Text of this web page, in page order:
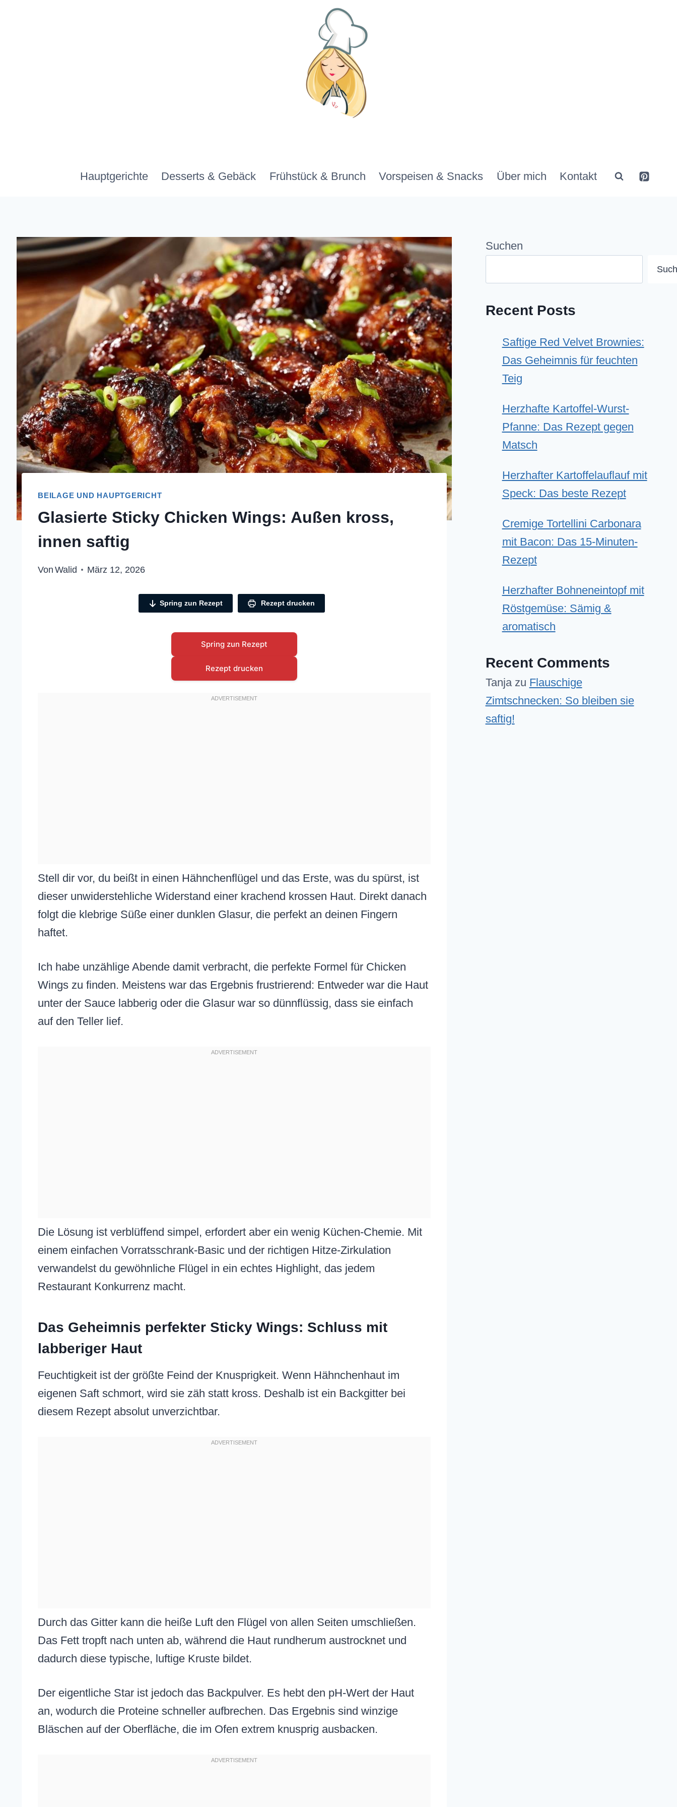
Hauptgerichte Desserts & Gebäck Frühstück & Brunch Vorspeisen & Snacks Über mich Kontakt
BEILAGE UND HAUPTGERICHT
Glasierte Sticky Chicken Wings: Außen kross,
innen saftig
Von Walid März 12, 2026
Spring zun Rezept Rezept drucken
Spring zun Rezept
Rezept drucken
Stell dir vor, du beißt in einen Hähnchenflügel und das Erste, was du spürst, ist
dieser unwiderstehliche Widerstand einer krachend krossen Haut. Direkt danach
folgt die klebrige Süße einer dunklen Glasur, die perfekt an deinen Fingern
haftet.
Ich habe unzählige Abende damit verbracht, die perfekte Formel für Chicken
Wings zu finden. Meistens war das Ergebnis frustrierend: Entweder war die Haut
unter der Sauce labberig oder die Glasur war so dünnflüssig, dass sie einfach
auf den Teller lief.
Die Lösung ist verblüffend simpel, erfordert aber ein wenig Küchen-Chemie. Mit
einem einfachen Vorratsschrank-Basic und der richtigen Hitze-Zirkulation
verwandelst du gewöhnliche Flügel in ein echtes Highlight, das jedem
Restaurant Konkurrenz macht.
Das Geheimnis perfekter Sticky Wings: Schluss mit
labberiger Haut
Feuchtigkeit ist der größte Feind der Knusprigkeit. Wenn Hähnchenhaut im
eigenen Saft schmort, wird sie zäh statt kross. Deshalb ist ein Backgitter bei
diesem Rezept absolut unverzichtbar.
Durch das Gitter kann die heiße Luft den Flügel von allen Seiten umschließen.
Das Fett tropft nach unten ab, während die Haut rundherum austrocknet und
dadurch diese typische, luftige Kruste bildet.
Der eigentliche Star ist jedoch das Backpulver. Es hebt den pH-Wert der Haut
an, wodurch die Proteine schneller aufbrechen. Das Ergebnis sind winzige
Bläschen auf der Oberfläche, die im Ofen extrem knusprig ausbacken.
Suchen
Recent Posts
Saftige Red Velvet Brownies:
Das Geheimnis für feuchten
Teig
Herzhafte Kartoffel-Wurst-
Pfanne: Das Rezept gegen
Matsch
Herzhafter Kartoffelauflauf mit
Speck: Das beste Rezept
Cremige Tortellini Carbonara
mit Bacon: Das 15-Minuten-
Rezept
Herzhafter Bohneneintopf mit
Röstgemüse: Sämig &
aromatisch
Recent Comments
Tanjazu Flauschige
Zimtschnecken: So bleiben sie
saftig!